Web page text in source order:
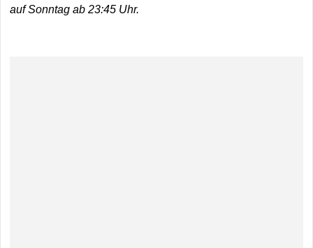
auf Sonntag ab 23:45 Uhr.